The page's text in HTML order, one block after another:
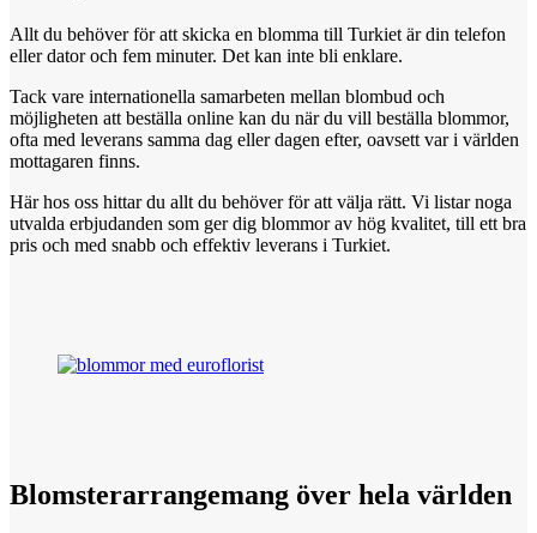
Allt du behöver för att skicka en blomma till Turkiet är din telefon
eller dator och fem minuter. Det kan inte bli enklare.
Tack vare internationella samarbeten mellan blombud och
möjligheten att beställa online kan du när du vill beställa blommor,
ofta med leverans samma dag eller dagen efter, oavsett var i världen
mottagaren finns.
Här hos oss hittar du allt du behöver för att välja rätt. Vi listar noga
utvalda erbjudanden som ger dig blommor av hög kvalitet, till ett bra
pris och med snabb och effektiv leverans i Turkiet.
Blomsterarrangemang över hela världen